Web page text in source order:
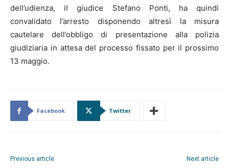
dell’udienza, il giudice Stefano Ponti, ha quindi
convalidato l’arresto disponendo altresì la misura
cautelare dell’obbligo di presentazione alla polizia
giudiziaria in attesa del processo fissato per il prossimo
13 maggio.
Facebook Twitter
Previous article Next article